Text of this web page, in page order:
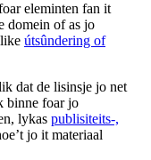
eleminten fan it
domein of as jo
útsûndering of
dat de lisinsje jo net
binne foar jo
lykas publisiteits-,
jo it materiaal